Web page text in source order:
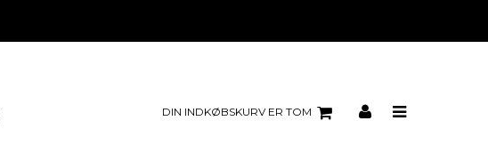
DIN INDKØBSKURV ER TOM